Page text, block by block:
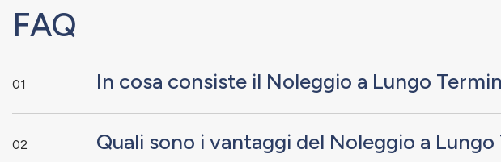
FAQ
01 In cosa consiste il Noleggio a Lungo
02 Quali sono i vantaggi del Noleggio a Lungo